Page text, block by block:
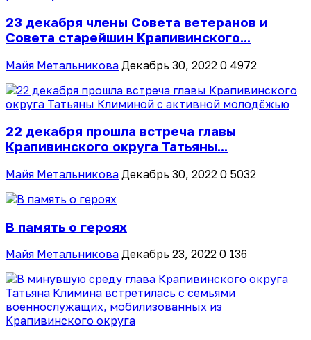
23 декабря члены Совета ветеранов и
Совета старейшин Крапивинского...
Майя Метальникова Декабрь 30, 2022 0 4972
22 декабря прошла встреча главы
Крапивинского округа Татьяны...
Майя Метальникова Декабрь 30, 2022 0 5032
В память о героях
Майя Метальникова Декабрь 23, 2022 0 136